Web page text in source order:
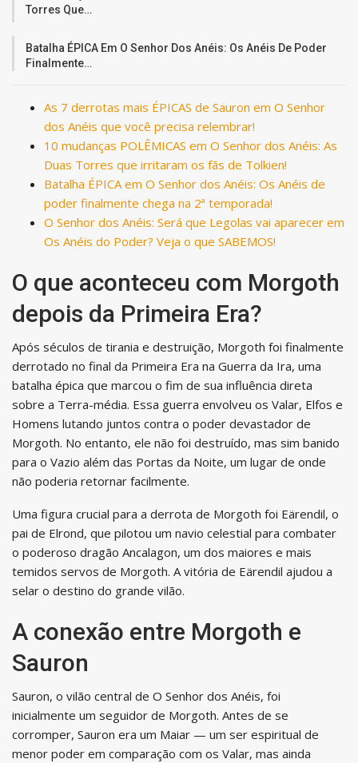
Torres Que…
Batalha ÉPICA Em O Senhor Dos Anéis: Os Anéis De Poder
Finalmente…
As 7 derrotas mais ÉPICAS de Sauron em O Senhor
dos Anéis que você precisa relembrar!
10 mudanças POLÊMICAS em O Senhor dos Anéis: As
Duas Torres que irritaram os fãs de Tolkien!
Batalha ÉPICA em O Senhor dos Anéis: Os Anéis de
poder finalmente chega na 2ª temporada!
O Senhor dos Anéis: Será que Legolas vai aparecer em
Os Anéis do Poder? Veja o que SABEMOS!
O que aconteceu com Morgoth
depois da Primeira Era?
Após séculos de tirania e destruição, Morgoth foi finalmente
derrotado no final da Primeira Era na Guerra da Ira, uma
batalha épica que marcou o fim de sua influência direta
sobre a Terra-média. Essa guerra envolveu os Valar, Elfos e
Homens lutando juntos contra o poder devastador de
Morgoth. No entanto, ele não foi destruído, mas sim banido
para o Vazio além das Portas da Noite, um lugar de onde
não poderia retornar facilmente.
Uma figura crucial para a derrota de Morgoth foi Eärendil, o
pai de Elrond, que pilotou um navio celestial para combater
o poderoso dragão Ancalagon, um dos maiores e mais
temidos servos de Morgoth. A vitória de Eärendil ajudou a
selar o destino do grande vilão.
A conexão entre Morgoth e
Sauron
Sauron, o vilão central de O Senhor dos Anéis, foi
inicialmente um seguidor de Morgoth. Antes de se
corromper, Sauron era um Maiar — um ser espiritual de
menor poder em comparação com os Valar, mas ainda